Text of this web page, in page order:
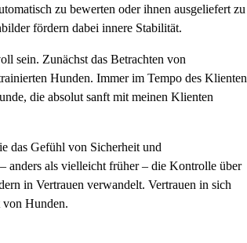
zu bewerten oder ihnen ausgeliefert zu
fördern dabei innere Stabilität.
sein. Zunächst das Betrachten von
Hunden. Immer im Tempo des Klienten
die absolut sanft mit meinen Klienten
das Gefühl von Sicherheit und
anders als vielleicht früher – die Kontrolle über
in Vertrauen verwandelt. Vertrauen in sich
von Hunden.